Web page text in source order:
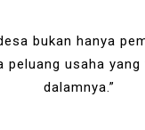
bukan hanya
peluang usaha yang
dalamnya.”